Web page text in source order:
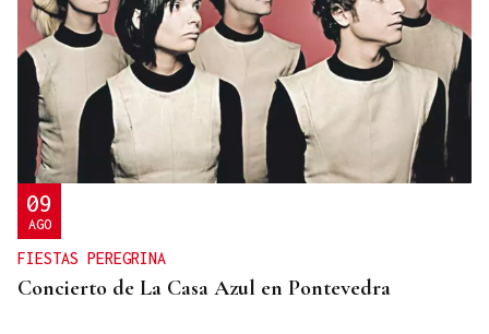
09
AGO
FIESTAS PEREGRINA
Concierto de La Casa Azul en Pontevedra